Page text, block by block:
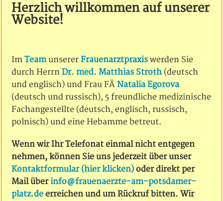
Herzlich willkommen auf unserer
Website!
ImTeamunserer Frauenarztpraxis werden Sie
durch HerrnDr. med. Matthias Stroth (deutsch
und englisch) und Frau FÄNatalia Egorova
(deutsch und russisch), 5 freundliche medizinische
Fachangestellte (deutsch, englisch, russisch,
polnisch) und eine Hebamme betreut.
Wenn wir Ihr Telefonat einmal nicht entgegen
nehmen, können Sie uns jederzeit über unser
Kontaktformular (hier klicken) oder direkt per
Mail überinfo@frauenaerzte-am-potsdamer-
platz.de erreichen und um Rückruf bitten. Wir